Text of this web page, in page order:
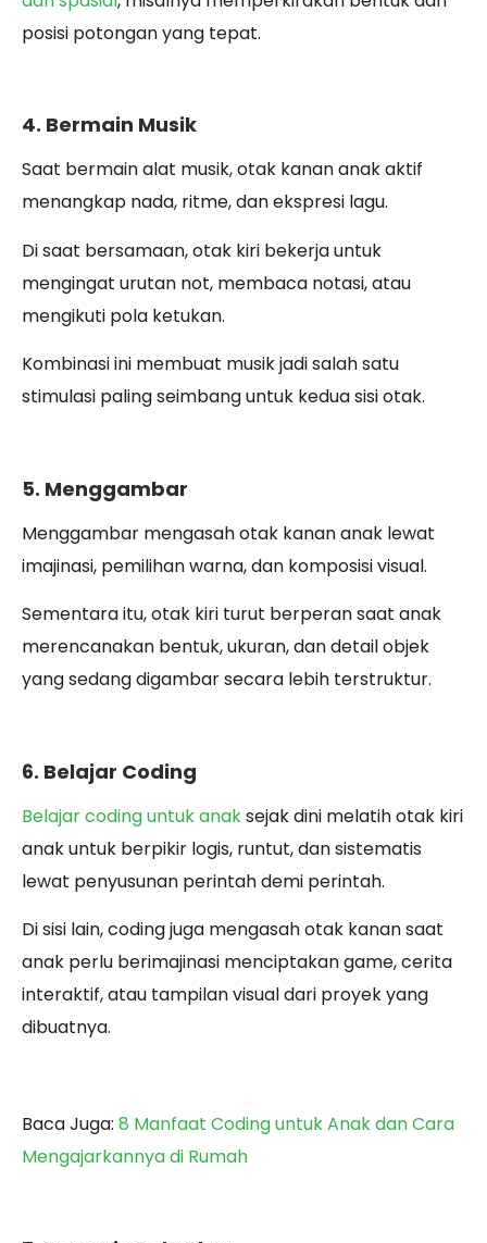
posisi potongan yang tepat.
4. Bermain Musik
Saat bermain alat musik, otak kanan anak aktif
menangkap nada, ritme, dan ekspresi lagu.
Di saat bersamaan, otak kiri bekerja untuk
mengingat urutan not, membaca notasi, atau
mengikuti pola ketukan.
Kombinasi ini membuat musik jadi salah satu
stimulasi paling seimbang untuk kedua sisi otak.
5. Menggambar
Menggambar mengasah otak kanan anak lewat
imajinasi, pemilihan warna, dan komposisi visual.
Sementara itu, otak kiri turut berperan saat anak
merencanakan bentuk, ukuran, dan detail objek
yang sedang digambar secara lebih terstruktur.
6. Belajar Coding
Belajar coding untuk anaksejak dini melatih otak kiri
anak untuk berpikir logis, runtut, dan sistematis
lewat penyusunan perintah demi perintah.
Di sisi lain, coding juga mengasah otak kanan saat
anak perlu berimajinasi menciptakan game, cerita
interaktif, atau tampilan visual dari proyek yang
dibuatnya.
Baca Juga: 8 Manfaat Coding untuk Anak dan Cara
Mengajarkannya di Rumah